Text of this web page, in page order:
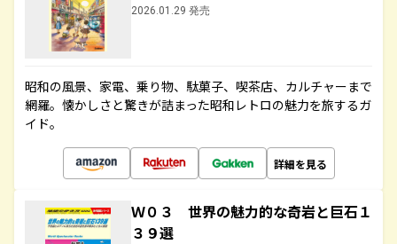
2026.01.29 発売
昭和の風景、家電、乗り物、駄菓子、喫茶店、カルチャーまで
網羅。懐かしさと驚きが詰まった昭和レトロの魅力を旅するガ
イド。
詳細を見る
Ｗ０３ 世界の魅力的な奇岩と巨石１
３９選